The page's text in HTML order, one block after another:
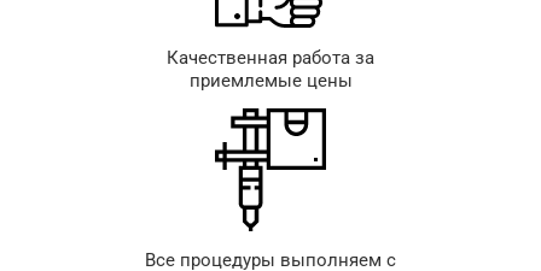
Качественная работа за
приемлемые цены
Все процедуры выполняем с